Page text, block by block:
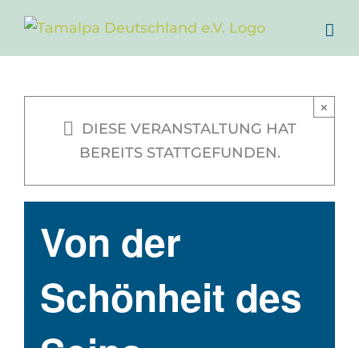
Inhalt
springen
DIESE VERANSTALTUNG HAT
BEREITS STATTGEFUNDEN.
×
Von der
Schönheit des